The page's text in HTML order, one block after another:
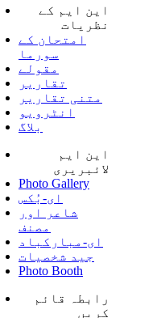
این ایم کے
نظریات
امتحان کے
سورما
مقولے
تقاریر
متنی تقاریر
انٹرویو
بلاگ
این ایم
لائبریری
Photo Gallery
ای-بُکس
شاعر اور
مصنف
ای-مبارکباد
جید شخصیات
Photo Booth
رابطہ قائم
کریں